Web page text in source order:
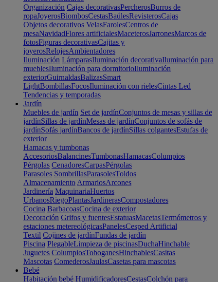
Organización Cajas decorativasPercherosBurros de
ropaJoyerosBiombosCestasBaúlesRevisterosCajas
Objetos decorativos VelasFarolesCentros de
mesaNavidadFlores artificialesMaceterosJarronesMarcos de
fotosFiguras decorativasCajitas y
joyerosRelojesAmbientadores
Iluminación LámparasIluminación decorativaIluminación para
mueblesIluminación para dormitorioIluminación
exteriorGuirnaldasBalizasSmart
LightBombillasFocosIluminación con rielesCintas Led
Tendencias y temporadas
Jardín
Muebles de jardín Set de jardínConjuntos de mesas y sillas de
jardínSillas de jardínMesas de jardínConjuntos de sofás de
jardínSofás jardínBancos de jardínSillas colgantesEstufas de
exterior
Hamacas y tumbonas
AccesoriosBalancinesTumbonasHamacasColumpios
Pérgolas CenadoresCarpasPérgolas
Parasoles SombrillasParasolesToldos
Almacenamiento ArmariosArcones
Jardinería MaquinariaHuertos
UrbanosRiegoPlantasJardinerasCompostadores
Cocina BarbacoasCocina de exterior
Decoración Grifos y fuentesEstatuasMacetasTermómetros y
estaciones metereológicasPanelesCesped Artificial
Textil Cojines de jardínFundas de jardín
Piscina PlegableLimpieza de piscinasDuchaHinchable
Juguetes ColumpiosToboganesHinchablesCasitas
Mascotas ComederosJaulasCasetas para mascotas
Bebé
Habitación bebé HumidificadoresCestasColchón para